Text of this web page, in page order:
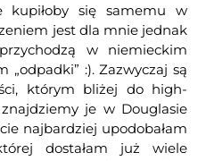
kupiłoby się samemu w
jest dla mnie jednak
w niemieckim
„odpadki” :). Zazwyczaj są
którym bliżej do high-
je w Douglasie
najbardziej upodobałam
dostałam już wiele